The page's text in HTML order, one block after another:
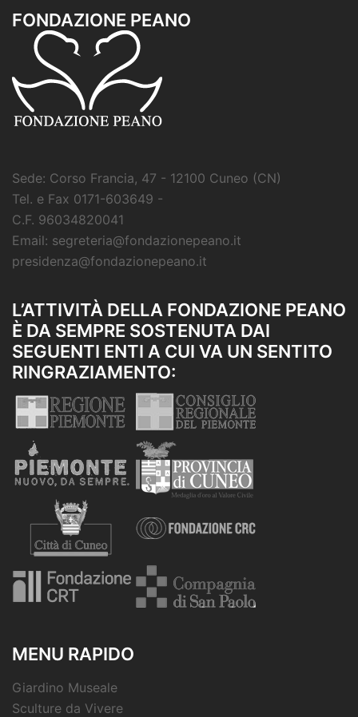
FONDAZIONE PEANO
Sede: Corso Francia, 47 - 12100 Cuneo (CN)
Tel. e Fax 0171-603649 -
C.F. 96034820041
Email: segreteria@fondazionepeano.it
presidenza@fondazionepeano.it
L’ATTIVITÀ DELLA FONDAZIONE PEANO
È DA SEMPRE SOSTENUTA DAI
SEGUENTI ENTI A CUI VA UN SENTITO
RINGRAZIAMENTO:
MENU RAPIDO
Giardino Museale
Sculture da Vivere